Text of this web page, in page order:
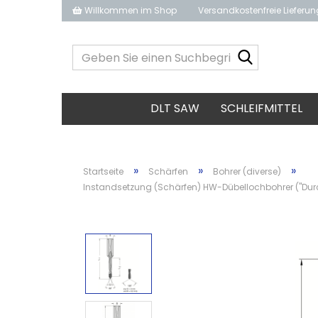
Willkommen im Shop Versandkostenfreie
Sie
ein...
DLT SAW SCHLEIFMITTEL
Startseite » Schärfen » Bohrer (diverse) »
Instandsetzung (Schärfen) HW-Dübellochbohrer